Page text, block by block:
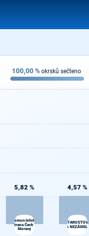
100,00% okrsků sečteno
5,82 %
Komunistická
strana Čech a
Moravy
4,57 %
STAROSTOVÉ
A NEZÁVISLÍ